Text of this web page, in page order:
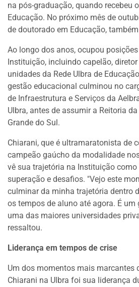
na pós-graduação, quando recebeu
Educação. No próximo mês de
de doutorado em Educação,
Ao longo dos anos, ocupou
Instituição, incluindo capelão,
unidades da Rede Ulbra de
gestão educacional culminou no
de Infraestrutura e Serviços da
Ulbra, antes de assumir a Reitoria
Grande do Sul.
Chiarani, que é ultramaratonista de
campeão gaúcho da modalidade
vê sua trajetória na Instituição
superação e desafios. "Vejo este
culminar da minha trajetória dentro
os tempos de aluno até agora. É um
uma das maiores universidades
ressaltou.
Liderança em tempos de crise
Um dos momentos mais marcantes
Chiarani na Ulbra foi sua liderança